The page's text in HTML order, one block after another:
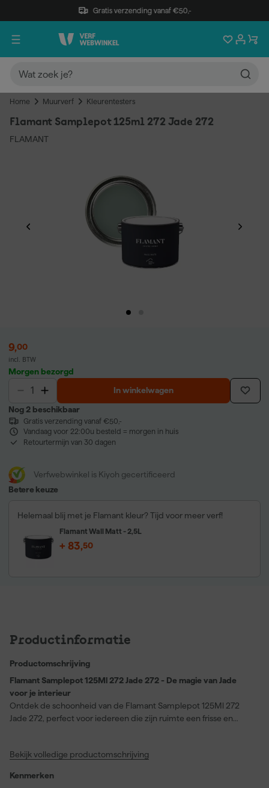
Gratis verzending vanaf €50,-
Home Muurverf Kleurentesters
Flamant Samplepot 125ml 272 Jade 272
FLAMANT
9,00
incl. BTW
Morgen bezorgd
In winkelwagen
Nog 2 beschikbaar
Gratis verzending vanaf €50,-
Vandaag voor 22:00u besteld = morgen in huis
Retourtermijn van 30 dagen
Verfwebwinkel is Kiyoh gecertificeerd
Betere keuze
Helemaal blij met je Flamant kleur? Tijd voor meer verf!
Flamant Wall Matt - 2,5L
+ 83,50
Productinformatie
Productomschrijving
Flamant Samplepot 125Ml 272 Jade 272 - De magie van Jade
voor je interieur
Ontdek de schoonheid van de Flamant Samplepot 125Ml 272
Jade 272, perfect voor iedereen die zijn ruimte een frisse en
indrukwekkende dekkende kleurdekking. De kleur Jade tilt je
De verf is op waterbasis, wat betekent dat het milieuvriendelijk en
Bekijk volledige productomschrijving
Kenmerken